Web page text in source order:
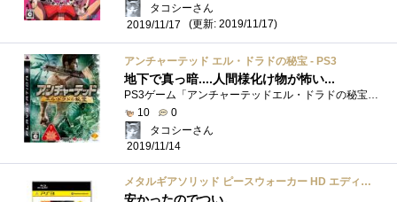
タコシーさん
2019/11/17
(更新: 2019/11/17)
アンチャーテッド エル・ドラドの秘宝 - PS3
地下で真っ暗....人間様化け物が怖い...
PS3ゲーム「アンチャーテッドエル・ドラドの秘宝」昔、最初部分はゲームしたことは有るのですが、既にゲームCDも無いので新たに入手しました ...
10
0
タコシーさん
2019/11/14
メタルギアソリッド ピースウォーカー HD エディション PlayStation3 the Best